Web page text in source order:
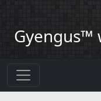
Gyengus™